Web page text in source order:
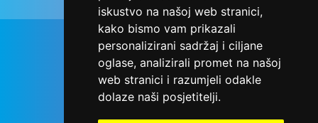
iskustvo na našoj web stranici,
kako bismo vam prikazali
personalizirani sadržaj i ciljane
oglase, analizirali promet na našoj
web stranici i razumjeli odakle
dolaze naši posjetitelji.